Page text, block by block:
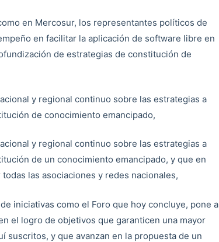
en Mercosur, los representantes políticos de
en facilitar la aplicación de software libre en
de estrategias de constitución de
y regional continuo sobre las estrategias a
de conocimiento emancipado,
y regional continuo sobre las estrategias a
de un conocimiento emancipado, y que en
las asociaciones y redes nacionales,
iniciativas como el Foro que hoy concluye, pone a
el logro de objetivos que garanticen una mayor
suscritos, y que avanzan en la propuesta de un